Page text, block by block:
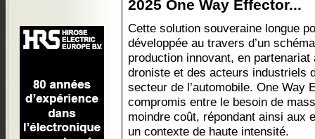
2025 One Way Effector...
Cette solution souveraine longue
développée au travers d’un
production innovant, en partenariat
droniste et des acteurs industriels
secteur de l’automobile. One Way
compromis entre le besoin de
moindre coût, répondant ainsi aux
un contexte de haute intensité.